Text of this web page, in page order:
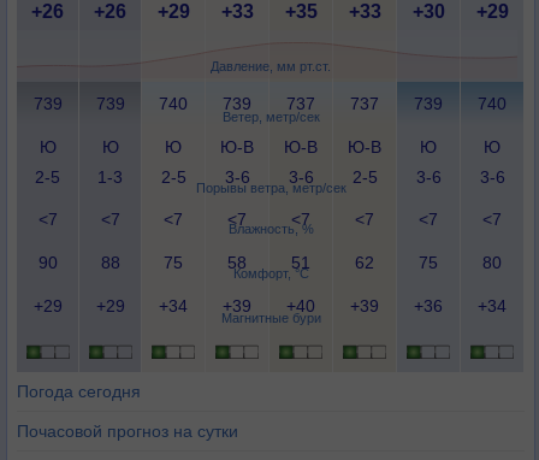
Давление, мм рт.ст.
Ветер, метр/сек
Порывы ветра, метр/сек
Влажность, %
Комфорт, °C
Магнитные бури
+26 +26 +29 +33 +35 +33 +30 +29
739 739 740 739 737 737 739 740
Ю
2-5
Ю
1-3
Ю
2-5
Ю-В
3-6
Ю-В
3-6
Ю-В
2-5
Ю
3-6
Ю
3-6
<7 <7 <7 <7 <7 <7 <7 <7
90 88 75 58 51 62 75 80
+29 +29 +34 +39 +40 +39 +36 +34
Погода сегодня
Почасовой прогноз на сутки